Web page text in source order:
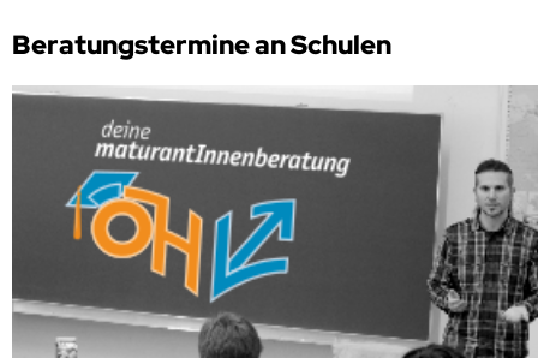
Beratungstermine an Schulen